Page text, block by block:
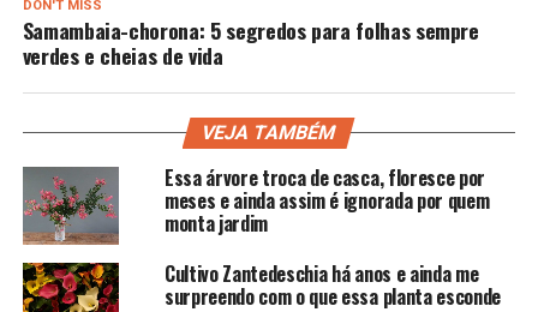
DON'T MISS
Samambaia-chorona: 5 segredos para folhas sempre
verdes e cheias de vida
VEJA TAMBÉM
Essa árvore troca de casca, floresce por
meses e ainda assim é ignorada por quem
monta jardim
Cultivo Zantedeschia há anos e ainda me
surpreendo com o que essa planta esconde